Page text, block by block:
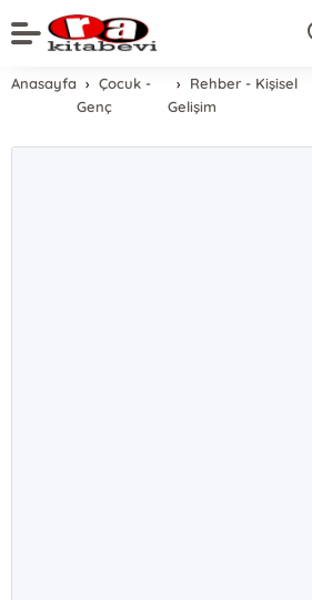
Anasayfa
Çocuk -
Genç
Rehber - Kişisel
Gelişim